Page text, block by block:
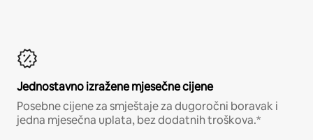
Jednostavno izražene mjesečne cijene
Posebne cijene za smještaje za dugoročni boravak i
jedna mjesečna uplata, bez dodatnih troškova.*